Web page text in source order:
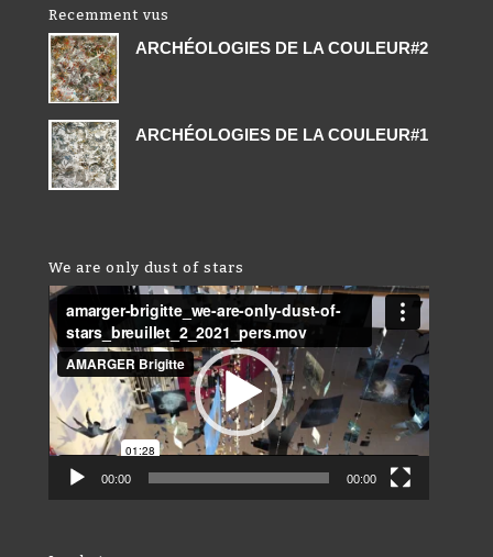
Recemment vus
ARCHÉOLOGIES DE LA COULEUR#2
ARCHÉOLOGIES DE LA COULEUR#1
We are only dust of stars
Lecteur
vidéo
00:00 00:00